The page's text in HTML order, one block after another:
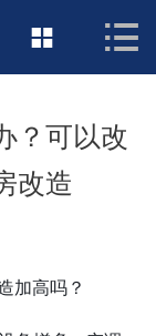
接地工程首页
动态
 
？可以改
改造
加高吗？